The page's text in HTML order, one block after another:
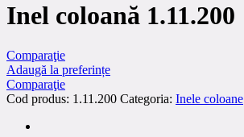
Inel coloană 1.11.200
Comparaţie
Adaugă la preferințe
Comparaţie
Cod produs: 1.11.200 Categoria: Inele coloane